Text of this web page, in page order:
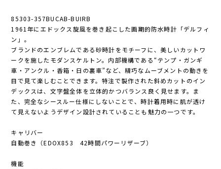
85303-357BUCAB-BUIRB
1961年にエドックス旋風を巻き起こした画期的防水時計「デルフィ
ン」。
ブランドのエンブレムである砂時計をモチーフに、美しいカットワ
ークを施したモダンスケルトン。内部機構である“テンプ・ガンギ
車・アンクル・香箱・日の裏車”など、精巧なムーブメントの動きを
目で見て楽しむことできます。特注で製作された斜めカットのイン
デックスは、文字盤全体を立体的かつバランス良く見せます。ま
た、完全なシースルー仕様にしないことで、時計着用時に肌が透け
て見えないようデザイン設計されていることも魅力の一つです。
キャリバー
自動巻き（EDOX853 42時間パワーリザーブ）
機能